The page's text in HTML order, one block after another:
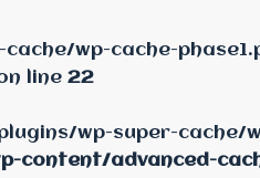
wp-cache-
line 22
wp-super-cache/
content/advanced-